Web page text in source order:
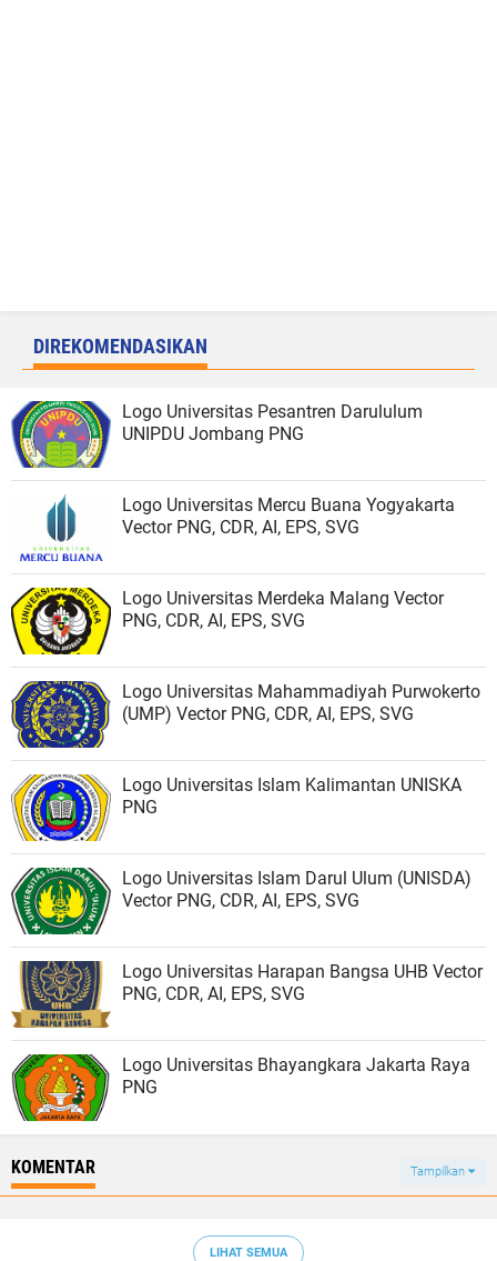
DIREKOMENDASIKAN
Logo Universitas Pesantren Darululum
UNIPDU Jombang PNG
Logo Universitas Mercu Buana Yogyakarta
Vector PNG, CDR, AI, EPS, SVG
Logo Universitas Merdeka Malang Vector
PNG, CDR, AI, EPS, SVG
Logo Universitas Mahammadiyah Purwokerto
(UMP) Vector PNG, CDR, AI, EPS, SVG
Logo Universitas Islam Kalimantan UNISKA
PNG
Logo Universitas Islam Darul Ulum (UNISDA)
Vector PNG, CDR, AI, EPS, SVG
Logo Universitas Harapan Bangsa UHB Vector
PNG, CDR, AI, EPS, SVG
Logo Universitas Bhayangkara Jakarta Raya
PNG
KOMENTAR Tampilkan
LIHAT SEMUA